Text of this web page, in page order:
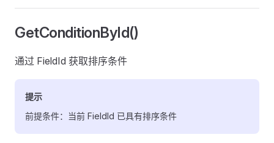
GetConditionById()
通过 FieldId 获取排序条件
提示
前提条件：当前 FieldId 已具有排序条件